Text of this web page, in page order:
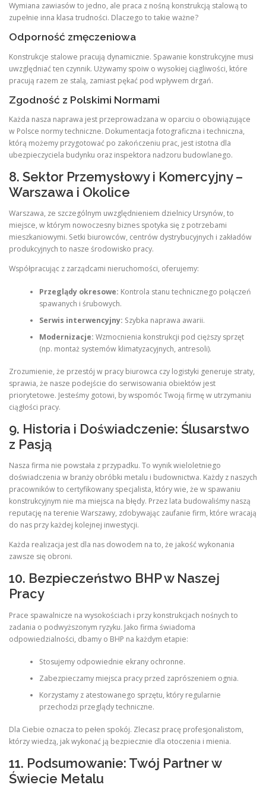
Wymiana zawiasów to jedno, ale praca z nośną konstrukcją stalową to
zupełnie inna klasa trudności. Dlaczego to takie ważne?
Odporność zmęczeniowa
Konstrukcje stalowe pracują dynamicznie. Spawanie konstrukcyjne musi
uwzględniać ten czynnik. Używamy spoiw o wysokiej ciągliwości, które
pracują razem ze stalą, zamiast pękać pod wpływem drgań.
Zgodność z Polskimi Normami
Każda nasza naprawa jest przeprowadzana w oparciu o obowiązujące
w Polsce normy techniczne. Dokumentacja fotograficzna i techniczna,
którą możemy przygotować po zakończeniu prac, jest istotna dla
ubezpieczyciela budynku oraz inspektora nadzoru budowlanego.
8. Sektor Przemysłowy i Komercyjny –
Warszawa i Okolice
Warszawa, ze szczególnym uwzględnieniem dzielnicy Ursynów, to
miejsce, w którym nowoczesny biznes spotyka się z potrzebami
mieszkaniowymi. Setki biurowców, centrów dystrybucyjnych i zakładów
produkcyjnych to nasze środowisko pracy.
Współpracując z zarządcami nieruchomości, oferujemy:
Przeglądy okresowe: Kontrola stanu technicznego połączeń
spawanych i śrubowych.
Serwis interwencyjny: Szybka naprawa awarii.
Modernizacje: Wzmocnienia konstrukcji pod cięższy sprzęt
(np. montaż systemów klimatyzacyjnych, antresoli).
Zrozumienie, że przestój w pracy biurowca czy logistyki generuje straty,
sprawia, że nasze podejście do serwisowania obiektów jest
priorytetowe. Jesteśmy gotowi, by wspomóc Twoją firmę w utrzymaniu
ciągłości pracy.
9. Historia i Doświadczenie: Ślusarstwo
z Pasją
Nasza firma nie powstała z przypadku. To wynik wieloletniego
doświadczenia w branży obróbki metalu i budownictwa. Każdy z naszych
pracowników to certyfikowany specjalista, który wie, że w spawaniu
konstrukcyjnym nie ma miejsca na błędy. Przez lata budowaliśmy naszą
reputację na terenie Warszawy, zdobywając zaufanie firm, które wracają
do nas przy każdej kolejnej inwestycji.
Każda realizacja jest dla nas dowodem na to, że jakość wykonania
zawsze się obroni.
10. Bezpieczeństwo BHP w Naszej
Pracy
Prace spawalnicze na wysokościach i przy konstrukcjach nośnych to
zadania o podwyższonym ryzyku. Jako firma świadoma
odpowiedzialności, dbamy o BHP na każdym etapie:
Stosujemy odpowiednie ekrany ochronne.
Zabezpieczamy miejsca pracy przed zaprószeniem ognia.
Korzystamy z atestowanego sprzętu, który regularnie
przechodzi przeglądy techniczne.
Dla Ciebie oznacza to pełen spokój. Zlecasz pracę profesjonalistom,
którzy wiedzą, jak wykonać ją bezpiecznie dla otoczenia i mienia.
11. Podsumowanie: Twój Partner w
Świecie Metalu